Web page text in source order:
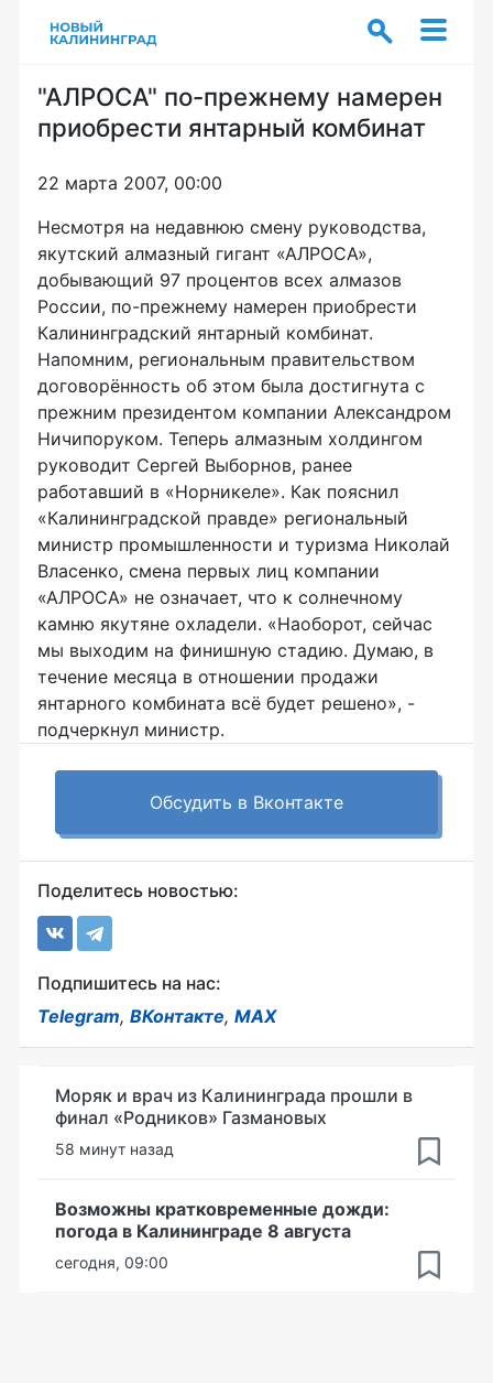
"АЛРОСА" по-прежнему намерен
приобрести янтарный комбинат
22 марта 2007, 00:00
Несмотря на недавнюю смену руководства,
якутский алмазный гигант «АЛРОСА»,
добывающий 97 процентов всех алмазов
России, по-прежнему намерен приобрести
Калининградский янтарный комбинат.
Напомним, региональным правительством
договорённость об этом была достигнута с
прежним президентом компании Александром
Ничипоруком. Теперь алмазным холдингом
руководит Сергей Выборнов, ранее
работавший в «Норникеле». Как пояснил
«Калининградской правде» региональный
министр промышленности и туризма Николай
Власенко, смена первых лиц компании
«АЛРОСА» не означает, что к солнечному
камню якутяне охладели. «Наоборот, сейчас
мы выходим на финишную стадию. Думаю, в
течение месяца в отношении продажи
янтарного комбината всё будет решено», -
подчеркнул министр.
Обсудить в Вконтакте
Поделитесь новостью:
Подпишитесь на нас:
Telegram, ВКонтакте, MAX
Моряк и врач из Калининграда прошли в
финал «Родников» Газмановых
58 минут назад
Возможны кратковременные дожди:
погода в Калининграде 8 августа
сегодня, 09:00